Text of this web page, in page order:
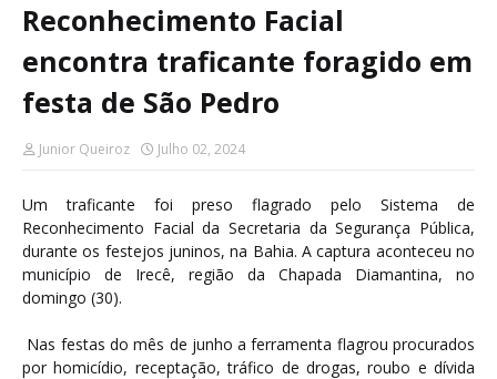
Reconhecimento Facial
encontra traficante foragido em
festa de São Pedro
Junior Queiroz Julho 02, 2024
Um traficante foi preso flagrado pelo Sistema de
Reconhecimento Facial da Secretaria da Segurança Pública,
durante os festejos juninos, na Bahia. A captura aconteceu no
município de Irecê, região da Chapada Diamantina, no
domingo (30).
Nas festas do mês de junho a ferramenta flagrou procurados
por homicídio, receptação, tráfico de drogas, roubo e dívida